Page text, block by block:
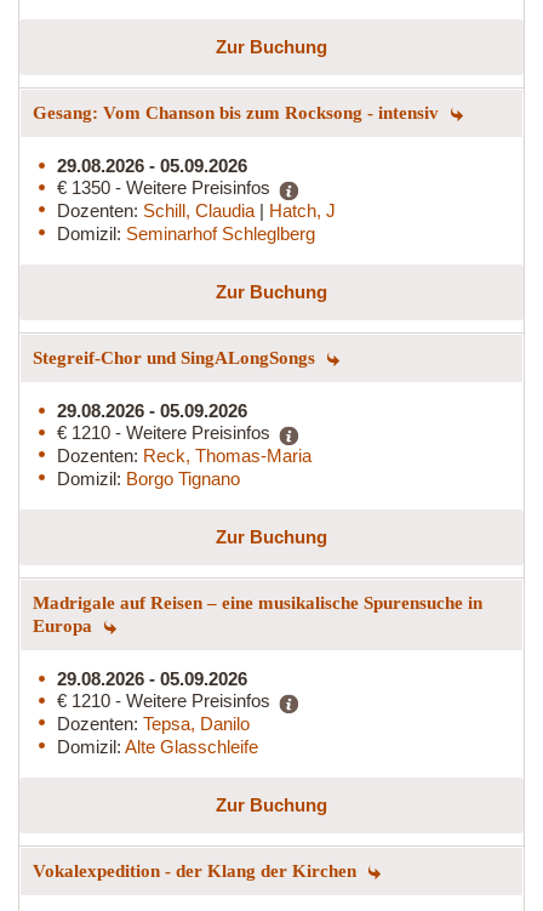
Zur Buchung
Gesang: Vom Chanson bis zum Rocksong - intensiv
29.08.2026 - 05.09.2026
€ 1350 - Weitere Preisinfos
Dozenten: Schill, Claudia | Hatch, J
Domizil: Seminarhof Schleglberg
Zur Buchung
Stegreif-Chor und SingALongSongs
29.08.2026 - 05.09.2026
€ 1210 - Weitere Preisinfos
Dozenten: Reck, Thomas-Maria
Domizil: Borgo Tignano
Zur Buchung
Madrigale auf Reisen – eine musikalische Spurensuche in
Europa
29.08.2026 - 05.09.2026
€ 1210 - Weitere Preisinfos
Dozenten: Tepsa, Danilo
Domizil: Alte Glasschleife
Zur Buchung
Vokalexpedition - der Klang der Kirchen